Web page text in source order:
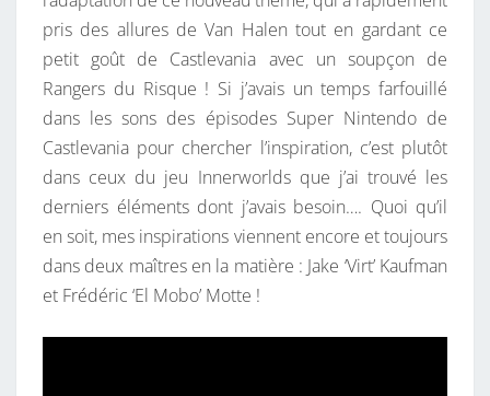
pris des allures de Van Halen tout en gardant ce
petit goût de Castlevania avec un soupçon de
Rangers du Risque ! Si j’avais un temps farfouillé
dans les sons des épisodes Super Nintendo de
Castlevania pour chercher l’inspiration, c’est plutôt
dans ceux du jeu Innerworlds que j’ai trouvé les
derniers éléments dont j’avais besoin…. Quoi qu’il
en soit, mes inspirations viennent encore et toujours
dans deux maîtres en la matière : Jake ‘Virt’ Kaufman
et Frédéric ‘El Mobo’ Motte !